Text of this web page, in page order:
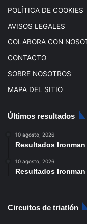
POLÍTICA DE COOKIES
AVISOS LEGALES
COLABORA CON
CONTACTO
SOBRE NOSOTROS
MAPA DEL SITIO
Últimos resultados
10 agosto, 2026
Resultados
10 agosto, 2026
Resultados
Circuitos de triatlón